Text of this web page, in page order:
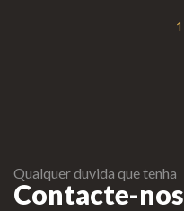
1
Qualquer duvida que tenha
Contacte-nos